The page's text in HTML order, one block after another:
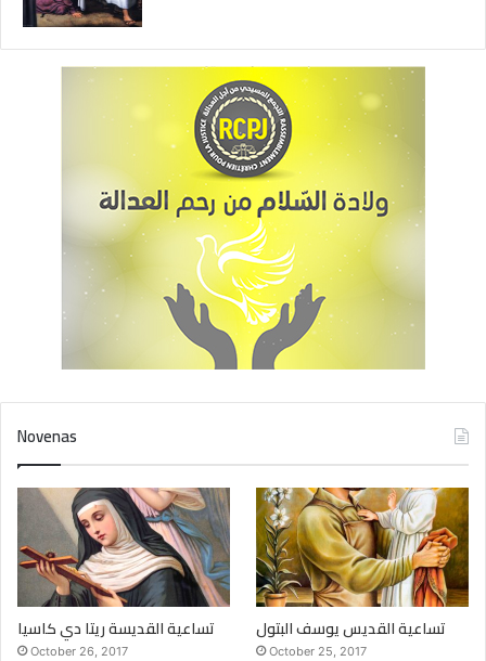
Novenas
تساعية القديسة ريتا دي كاسيا
October 26, 2017
تساعية القديس يوسف البتول
October 25, 2017